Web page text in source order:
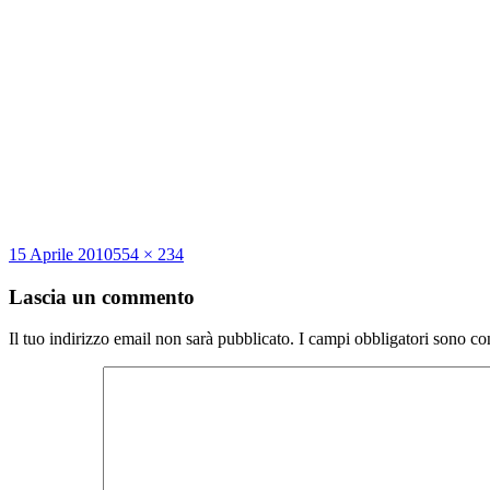
Scritto
15 Aprile 2010Dimensione
554 × 234
Lascia un commento
Il tuo indirizzo email non sarà pubblicato. I campi obbligatori sono